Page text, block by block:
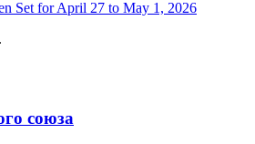
Set for April 27 to May 1, 2026
союза